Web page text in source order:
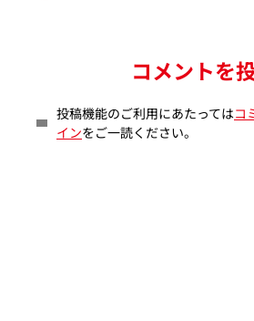
コメントを
投稿機能のご利用にあたってはコ
インをご一読ください。